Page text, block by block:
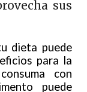
sus
dieta puede
para la
con
puede